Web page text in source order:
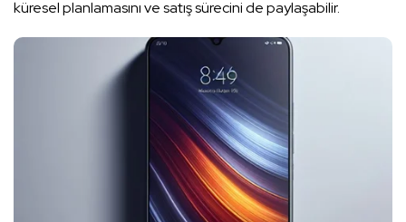
küresel planlamasını ve satış sürecini de paylaşabilir.